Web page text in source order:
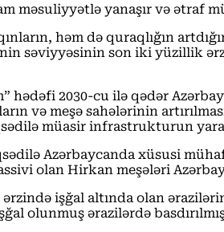
məsuliyyətlə yanaşır və ətraf
həm də quraqlığın
səviyyəsinin son iki yüzillik
hədəfi 2030-cu ilə qədər
və meşə sahələrinin
müasir infrastrukturun
Azərbaycanda xüsusi
olan Hirkan meşələri
işğal altında olan
olunmuş ərazilərdə